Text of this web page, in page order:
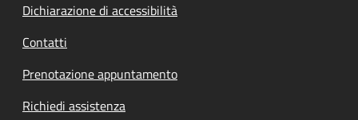
Dichiarazione di accessibilità
Contatti
Prenotazione appuntamento
Richiedi assistenza